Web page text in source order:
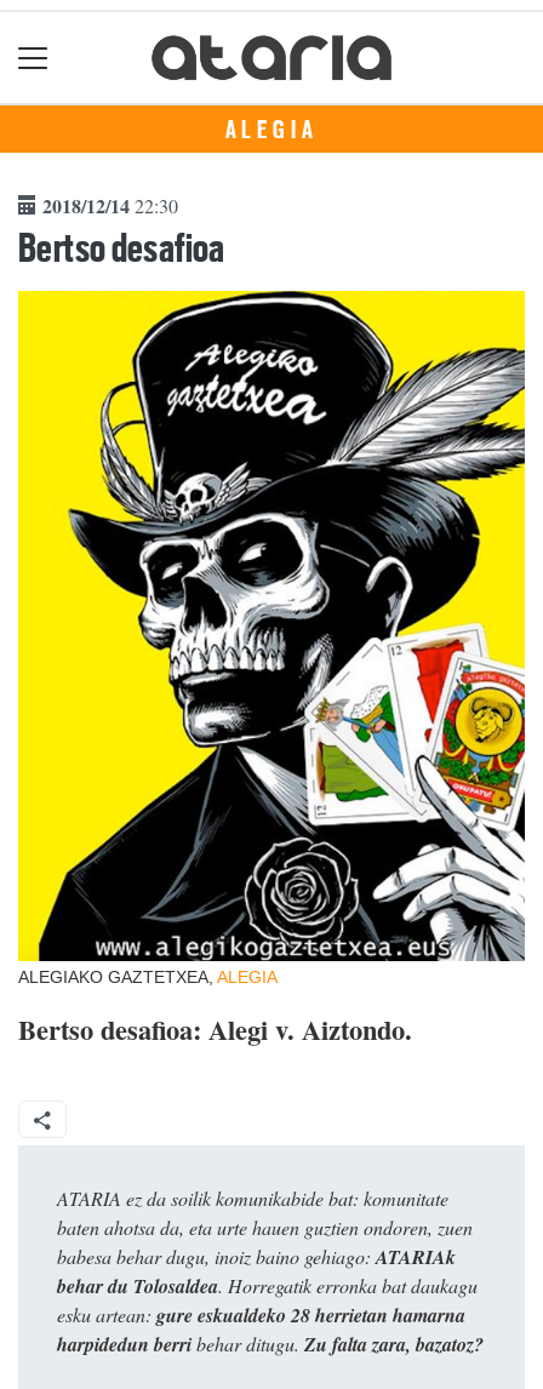
ALEGIA
2018/12/1422:30
Bertso desafioa
ALEGIAKO GAZTETXEA, ALEGIA
Bertso desafioa: Alegi v. Aiztondo.
ATARIA ez da soilik komunikabide bat: komunitate
baten ahotsa da, eta urte hauen guztien ondoren, zuen
babesa behar dugu, inoiz baino gehiago: ATARIAk
behar du Tolosaldea. Horregatik erronka bat daukagu
esku artean: gure eskualdeko 28 herrietan hamarna
harpidedun berribehar ditugu. Zu falta zara, bazatoz?